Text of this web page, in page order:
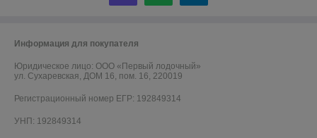
Информация для покупателя
Юридическое лицо: ООО «Первый лодочный»
ул. Сухаревская, ДОМ 16, пом. 16, 220019
Регистрационный номер ЕГР: 192849314
УНП: 192849314